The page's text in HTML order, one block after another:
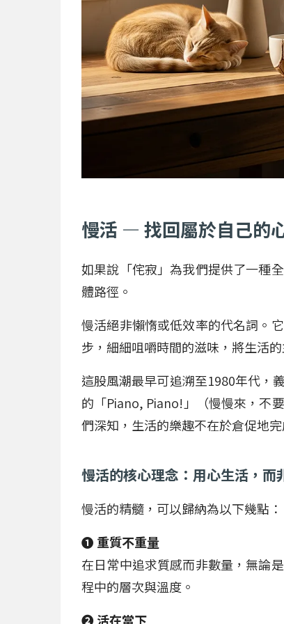
慢活 — 找回屬於自己的
如果說「侘寂」為我們提供了一種
體路徑。
慢活絕非懶惰或低效率的代名詞。
步，細細咀嚼時間的滋味，將生活
這股風潮最早可追溯至1980年代，
的「Piano, Piano!」（慢慢來，不
們深知，生活的樂趣不在於倉促地
慢活的核心理念：用心生活，而
慢活的精髓，可以歸納為以下幾點：
❶ 重質不重量
在日常中追求質感而非數量，無論
程中的層次與溫度。
❷ 活在當下